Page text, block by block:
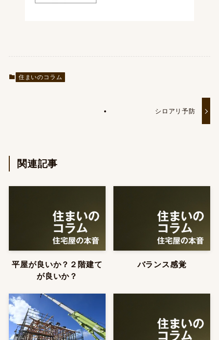
住まいのコラム
シロアリ予防
関連記事
平屋が良いか？２階建て
が良いか？
バランス感覚